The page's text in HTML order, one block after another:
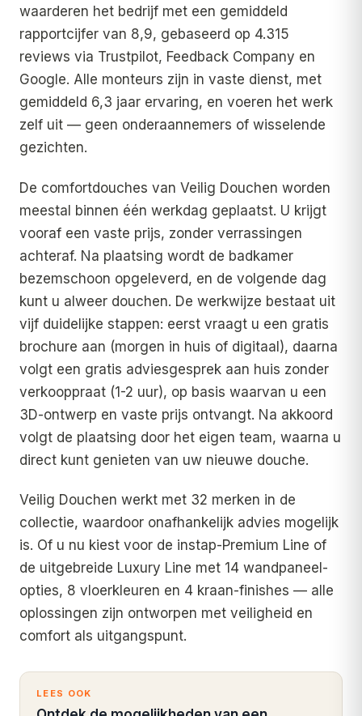
waarderen het bedrijf met een gemiddeld
rapportcijfer van 8,9, gebaseerd op 4.315
reviews via Trustpilot, Feedback Company en
Google. Alle monteurs zijn in vaste dienst, met
gemiddeld 6,3 jaar ervaring, en voeren het werk
zelf uit — geen onderaannemers of wisselende
gezichten.
De comfortdouches van Veilig Douchen worden
meestal binnen één werkdag geplaatst. U krijgt
vooraf een vaste prijs, zonder verrassingen
achteraf. Na plaatsing wordt de badkamer
bezemschoon opgeleverd, en de volgende dag
kunt u alweer douchen. De werkwijze bestaat uit
vijf duidelijke stappen: eerst vraagt u een gratis
brochure aan (morgen in huis of digitaal), daarna
volgt een gratis adviesgesprek aan huis zonder
verkooppraat (1-2 uur), op basis waarvan u een
3D-ontwerp en vaste prijs ontvangt. Na akkoord
volgt de plaatsing door het eigen team, waarna u
direct kunt genieten van uw nieuwe douche.
Veilig Douchen werkt met 32 merken in de
collectie, waardoor onafhankelijk advies mogelijk
is. Of u nu kiest voor de instap-Premium Line of
de uitgebreide Luxury Line met 14 wandpaneel-
opties, 8 vloerkleuren en 4 kraan-finishes — alle
oplossingen zijn ontworpen met veiligheid en
comfort als uitgangspunt.
LEES OOK